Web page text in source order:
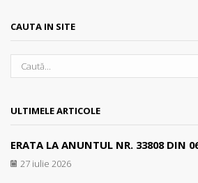
CAUTA IN SITE
ULTIMELE ARTICOLE
ERATA LA ANUNTUL NR. 33808 DIN
27 iulie 2026